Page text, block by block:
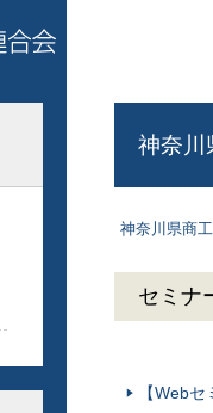
神奈川
神奈川県商
セミナ
【Web